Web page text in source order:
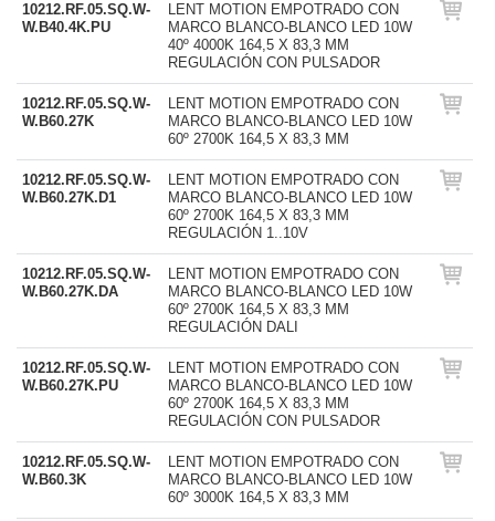
10212.RF.05.SQ.W-
W.B40.4K.PU
LENT MOTION EMPOTRADO CON
MARCO BLANCO-BLANCO LED 10W
40º 4000K 164,5 X 83,3 MM
REGULACIÓN CON PULSADOR
10212.RF.05.SQ.W-
W.B60.27K
LENT MOTION EMPOTRADO CON
MARCO BLANCO-BLANCO LED 10W
60º 2700K 164,5 X 83,3 MM
10212.RF.05.SQ.W-
W.B60.27K.D1
LENT MOTION EMPOTRADO CON
MARCO BLANCO-BLANCO LED 10W
60º 2700K 164,5 X 83,3 MM
REGULACIÓN 1..10V
10212.RF.05.SQ.W-
W.B60.27K.DA
LENT MOTION EMPOTRADO CON
MARCO BLANCO-BLANCO LED 10W
60º 2700K 164,5 X 83,3 MM
REGULACIÓN DALI
10212.RF.05.SQ.W-
W.B60.27K.PU
LENT MOTION EMPOTRADO CON
MARCO BLANCO-BLANCO LED 10W
60º 2700K 164,5 X 83,3 MM
REGULACIÓN CON PULSADOR
10212.RF.05.SQ.W-
W.B60.3K
LENT MOTION EMPOTRADO CON
MARCO BLANCO-BLANCO LED 10W
60º 3000K 164,5 X 83,3 MM